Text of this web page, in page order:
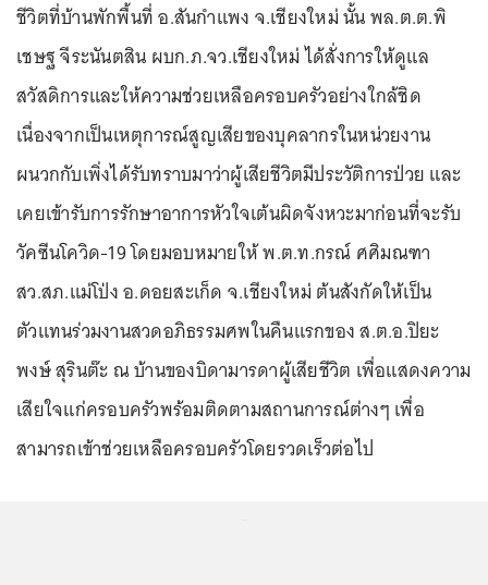
ชีวิตที่บ้านพักพื้นที่ อ.สันกำแพง จ.เชียงใหม่ นั้น พล.ต.ต.พิ
เชษฐ จีระนันตสิน ผบก.ภ.จว.เชียงใหม่ ได้สั่งการให้ดูแล
สวัสดิการและให้ความช่วยเหลือครอบครัวอย่างใกล้ชิด
เนื่องจากเป็นเหตุการณ์สูญเสียของบุคลากรในหน่วยงาน
ผนวกกับเพิ่งได้รับทราบมาว่าผู้เสียชีวิตมีประวัติการป่วย และ
เคยเข้ารับการรักษาอาการหัวใจเต้นผิดจังหวะมาก่อนที่จะรับ
วัคซีนโควิด-19 โดยมอบหมายให้ พ.ต.ท.กรณ์ ศศิมณฑา
สว.สภ.แม่โป่ง อ.ดอยสะเก็ด จ.เชียงใหม่ ต้นสังกัดให้เป็น
ตัวแทนร่วมงานสวดอภิธรรมศพในคืนแรกของ ส.ต.อ.ปิยะ
พงษ์ สุรินต๊ะ ณ บ้านของบิดามารดาผู้เสียชีวิต เพื่อแสดงความ
เสียใจแก่ครอบครัวพร้อมติดตามสถานการณ์ต่างๆ เพื่อ
สามารถเข้าช่วยเหลือครอบครัวโดยรวดเร็วต่อไป